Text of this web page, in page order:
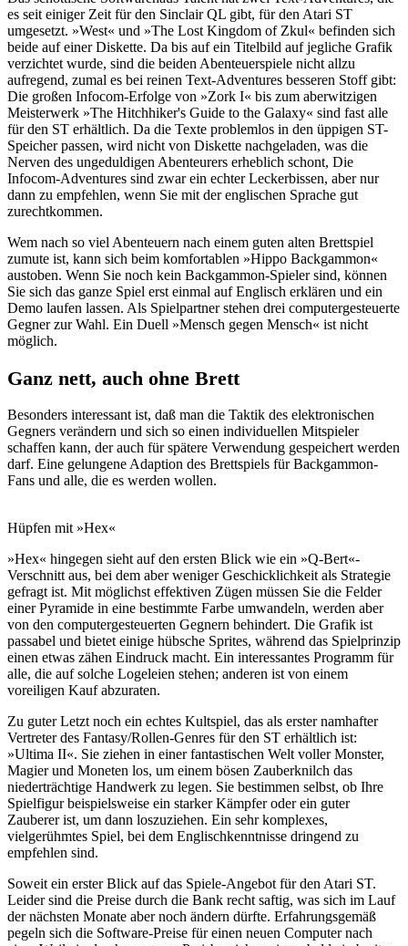
es seit einiger Zeit für den Sinclair QL gibt, für den Atari ST
umgesetzt. »West« und »The Lost Kingdom of Zkul« befinden sich
beide auf einer Diskette. Da bis auf ein Titelbild auf jegliche Grafik
verzichtet wurde, sind die beiden Abenteuerspiele nicht allzu
aufregend, zumal es bei reinen Text-Adventures besseren Stoff gibt:
Die großen Infocom-Erfolge von »Zork I« bis zum aberwitzigen
Meisterwerk »The Hitchhiker's Guide to the Galaxy« sind fast alle
für den ST erhältlich. Da die Texte problemlos in den üppigen ST-
Speicher passen, wird nicht von Diskette nachgeladen, was die
Nerven des ungeduldigen Abenteurers erheblich schont, Die
Infocom-Adventures sind zwar ein echter Leckerbissen, aber nur
dann zu empfehlen, wenn Sie mit der englischen Sprache gut
zurechtkommen.
Wem nach so viel Abenteuern nach einem guten alten Brettspiel
zumute ist, kann sich beim komfortablen »Hippo Backgammon«
austoben. Wenn Sie noch kein Backgammon-Spieler sind, können
Sie sich das ganze Spiel erst einmal auf Englisch erklären und ein
Demo laufen lassen. Als Spielpartner stehen drei computergesteuerte
Gegner zur Wahl. Ein Duell »Mensch gegen Mensch« ist nicht
möglich.
Ganz nett, auch ohne Brett
Besonders interessant ist, daß man die Taktik des elektronischen
Gegners verändern und sich so einen individuellen Mitspieler
schaffen kann, der auch für spätere Verwendung gespeichert werden
darf. Eine gelungene Adaption des Brettspiels für Backgammon-
Fans und alle, die es werden wollen.
Hüpfen mit »Hex«
»Hex« hingegen sieht auf den ersten Blick wie ein »Q-Bert«-
Verschnitt aus, bei dem aber weniger Geschicklichkeit als Strategie
gefragt ist. Mit möglichst effektiven Zügen müssen Sie die Felder
einer Pyramide in eine bestimmte Farbe umwandeln, werden aber
von den computergesteuerten Gegnern behindert. Die Grafik ist
passabel und bietet einige hübsche Sprites, während das Spielprinzip
einen etwas zähen Eindruck macht. Ein interessantes Programm für
alle, die auf solche Logeleien stehen; anderen ist von einem
voreiligen Kauf abzuraten.
Zu guter Letzt noch ein echtes Kultspiel, das als erster namhafter
Vertreter des Fantasy/Rollen-Genres für den ST erhältlich ist:
»Ultima II«. Sie ziehen in einer fantastischen Welt voller Monster,
Magier und Moneten los, um einem bösen Zauberknilch das
niederträchtige Handwerk zu legen. Sie bestimmen selbst, ob Ihre
Spielfigur beispielsweise ein starker Kämpfer oder ein guter
Zauberer ist, um dann loszuziehen. Ein sehr komplexes,
vielgerühmtes Spiel, bei dem Englischkenntnisse dringend zu
empfehlen sind.
Soweit ein erster Blick auf das Spiele-Angebot für den Atari ST.
Leider sind die Preise durch die Bank recht saftig, was sich im Lauf
der nächsten Monate aber noch ändern dürfte. Erfahrungsgemäß
pegeln sich die Software-Preise für einen neuen Computer nach